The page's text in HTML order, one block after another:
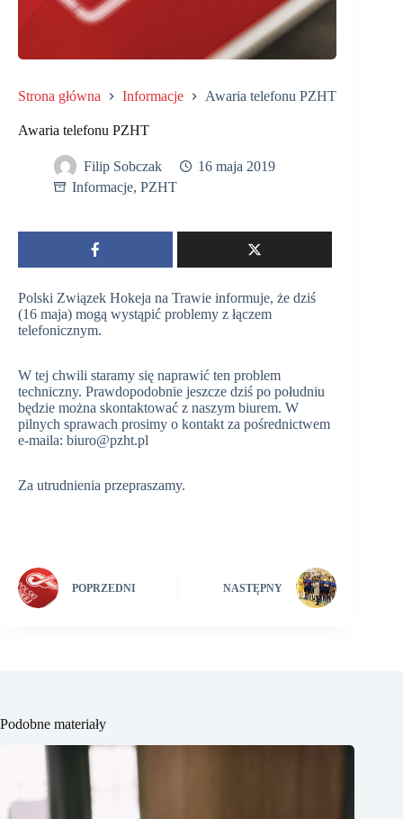
Strona główna Informacje Awaria telefonu PZHT
Awaria telefonu PZHT
Filip Sobczak
16 maja 2019
Informacje, PZHT
Polski Związek Hokeja na Trawie informuje, że dziś
(16 maja) mogą wystąpić problemy z łączem
telefonicznym.
W tej chwili staramy się naprawić ten problem
techniczny. Prawdopodobnie jeszcze dziś po południu
będzie można skontaktować z naszym biurem. W
pilnych sprawach prosimy o kontakt za pośrednictwem
e-maila: biuro@pzht.pl
Za utrudnienia przepraszamy.
POPRZEDNI NASTĘPNY
Podobne materiały